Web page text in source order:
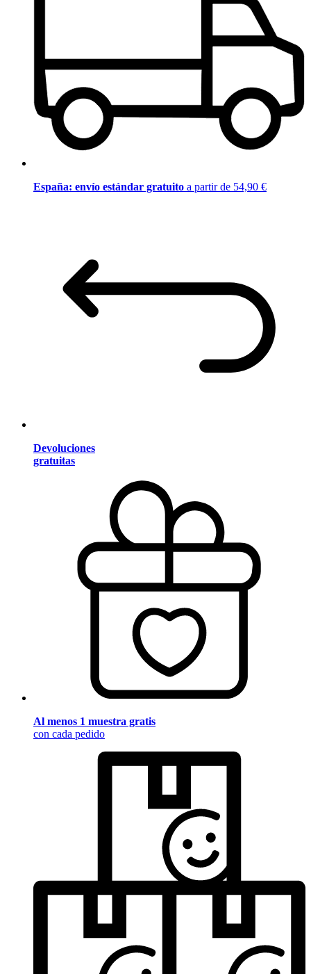
España: envío estándar gratuito a partir de 54,90 €
Devoluciones
gratuitas
Al menos 1 muestra gratis
con cada pedido